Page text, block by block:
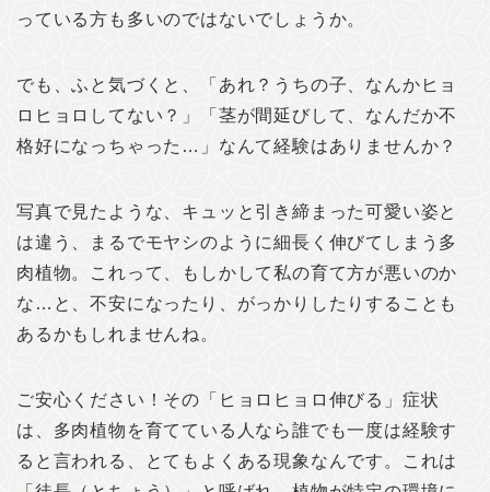
っている方も多いのではないでしょうか。
でも、ふと気づくと、「あれ？うちの子、なんかヒョ
ロヒョロしてない？」「茎が間延びして、なんだか不
格好になっちゃった…」なんて経験はありませんか？
写真で見たような、キュッと引き締まった可愛い姿と
は違う、まるでモヤシのように細長く伸びてしまう多
肉植物。これって、もしかして私の育て方が悪いのか
な…と、不安になったり、がっかりしたりすることも
あるかもしれませんね。
ご安心ください！その「ヒョロヒョロ伸びる」症状
は、多肉植物を育てている人なら誰でも一度は経験す
ると言われる、とてもよくある現象なんです。これは